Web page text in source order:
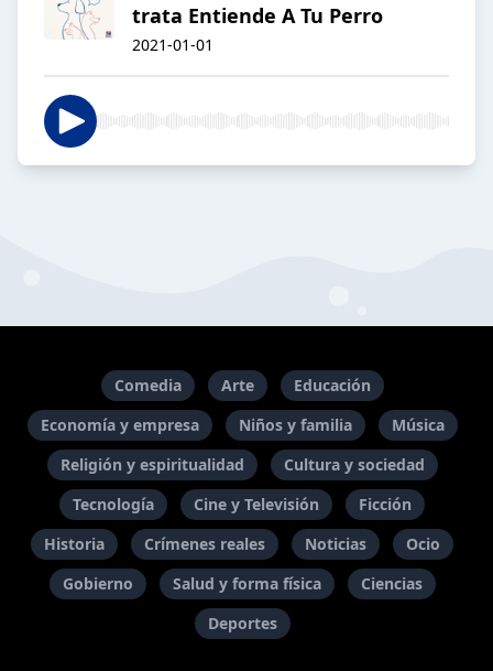
trata Entiende A Tu Perro
2021-01-01
Comedia Arte
Educación
Economía y empresa
Niños y familia
Música
Religión y espiritualidad
Cultura y sociedad
Tecnología
Cine y Televisión
Ficción
Historia
Crímenes reales Noticias
Ocio
Gobierno
Salud y forma física
Ciencias
Deportes